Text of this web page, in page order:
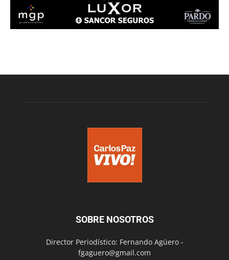
SOBRE NOSOTROS
Director Periodístico: Fernando Agüero -
fgaguero@gmail.com